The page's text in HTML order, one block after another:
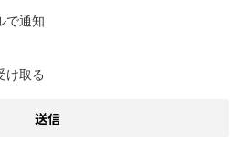
で通知
け取る